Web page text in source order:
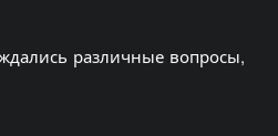
различные вопросы,